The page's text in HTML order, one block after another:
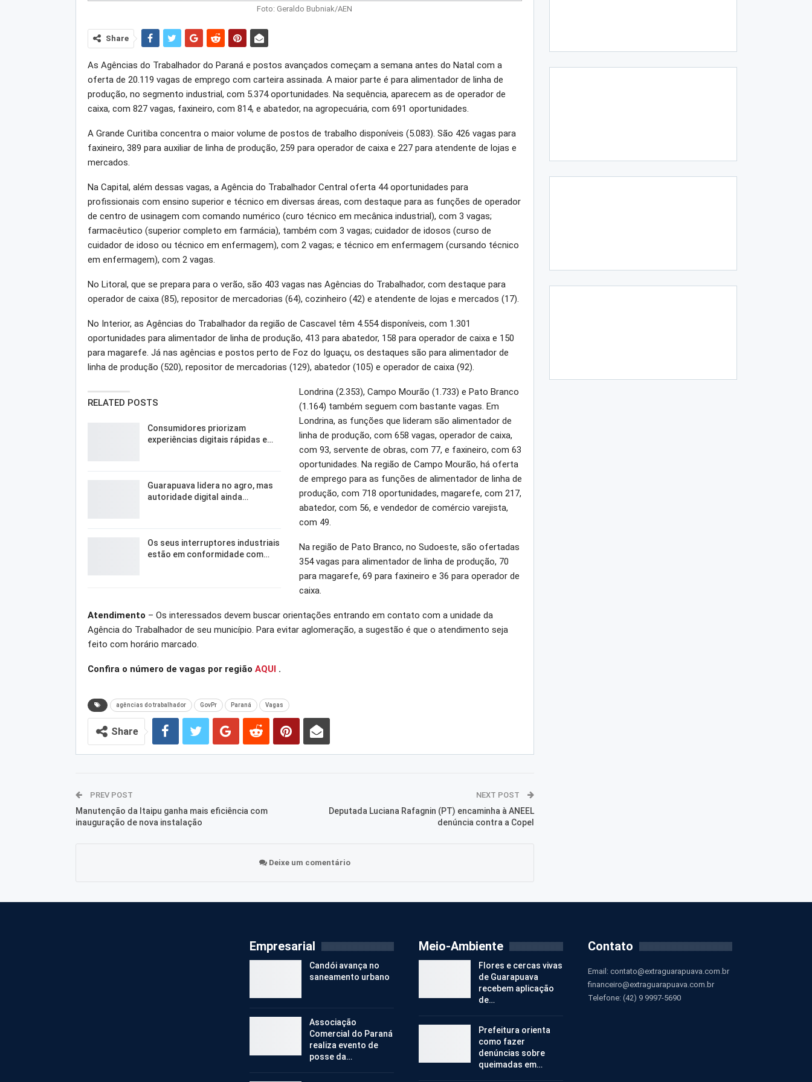
Foto: Geraldo Bubniak/AEN
Share
As Agências do Trabalhador do Paraná e postos avançados começam a semana antes do Natal com a
oferta de 20.119 vagas de emprego com carteira assinada. A maior parte é para alimentador de linha de
produção, no segmento industrial, com 5.374 oportunidades. Na sequência, aparecem as de operador de
caixa, com 827 vagas, faxineiro, com 814, e abatedor, na agropecuária, com 691 oportunidades.
A Grande Curitiba concentra o maior volume de postos de trabalho disponíveis (5.083). São 426 vagas para
faxineiro, 389 para auxiliar de linha de produção, 259 para operador de caixa e 227 para atendente de lojas e
mercados.
Na Capital, além dessas vagas, a Agência do Trabalhador Central oferta 44 oportunidades para
profissionais com ensino superior e técnico em diversas áreas, com destaque para as funções de operador
de centro de usinagem com comando numérico (curo técnico em mecânica industrial), com 3 vagas;
farmacêutico (superior completo em farmácia), também com 3 vagas; cuidador de idosos (curso de
cuidador de idoso ou técnico em enfermagem), com 2 vagas; e técnico em enfermagem (cursando técnico
em enfermagem), com 2 vagas.
No Litoral, que se prepara para o verão, são 403 vagas nas Agências do Trabalhador, com destaque para
operador de caixa (85), repositor de mercadorias (64), cozinheiro (42) e atendente de lojas e mercados (17).
No Interior, as Agências do Trabalhador da região de Cascavel têm 4.554 disponíveis, com 1.301
oportunidades para alimentador de linha de produção, 413 para abatedor, 158 para operador de caixa e 150
para magarefe. Já nas agências e postos perto de Foz do Iguaçu, os destaques são para alimentador de
linha de produção (520), repositor de mercadorias (129), abatedor (105) e operador de caixa (92).
RELATED POSTS
Consumidores priorizam
experiências digitais rápidas e…
Guarapuava lidera no agro, mas
autoridade digital ainda…
Os seus interruptores industriais
estão em conformidade com…
Londrina (2.353), Campo Mourão (1.733) e Pato Branco
(1.164) também seguem com bastante vagas. Em
Londrina, as funções que lideram são alimentador de
linha de produção, com 658 vagas, operador de caixa,
com 93, servente de obras, com 77, e faxineiro, com 63
oportunidades. Na região de Campo Mourão, há oferta
de emprego para as funções de alimentador de linha de
produção, com 718 oportunidades, magarefe, com 217,
abatedor, com 56, e vendedor de comércio varejista,
com 49.
Na região de Pato Branco, no Sudoeste, são ofertadas
354 vagas para alimentador de linha de produção, 70
para magarefe, 69 para faxineiro e 36 para operador de
caixa.
Atendimento – Os interessados devem buscar orientações entrando em contato com a unidade da
Agência do Trabalhador de seu município. Para evitar aglomeração, a sugestão é que o atendimento seja
feito com horário marcado.
Confira o número de vagas por região AQUI .
agências do trabalhador GovPr Paraná Vagas
Share
PREV POST
Manutenção da Itaipu ganha mais eficiência com
inauguração de nova instalação
NEXT POST
Deputada Luciana Rafagnin (PT) encaminha à ANEEL
denúncia contra a Copel
Deixe um comentário
Empresarial
Candói avança no
saneamento urbano
Associação
Comercial do Paraná
realiza evento de
posse da…
Meio-Ambiente
Flores e cercas vivas
de Guarapuava
recebem aplicação
de…
Prefeitura orienta
como fazer
denúncias sobre
queimadas em…
Contato
Email: contato@extraguarapuava.com.br
financeiro@extraguarapuava.com.br
Telefone: (42) 9 9997-5690